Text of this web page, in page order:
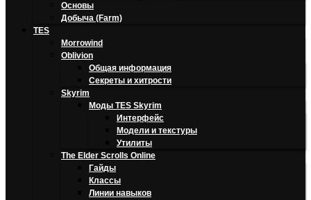
Основы
Добыча (Farm)
TES
Morrowind
Oblivion
Общая информация
Секреты и хитрости
Skyrim
Моды TES Skyrim
Интерфейс
Модели и текстуры
Утилиты
The Elder Scrolls Online
Гайды
Классы
Линии навыков